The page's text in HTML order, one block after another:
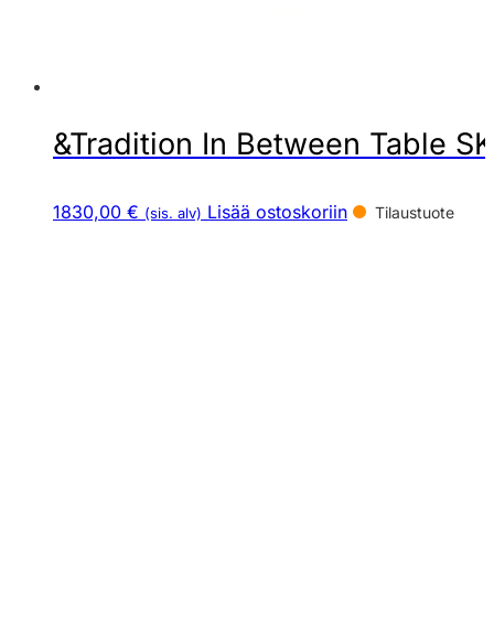
&Tradition In Between Table
1830,00 € (sis. alv) Lisää ostoskoriin Tilaustuote